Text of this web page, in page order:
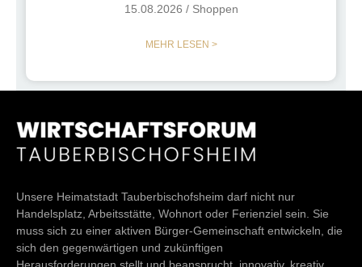
15.08.2026 / Shoppen
MEHR LESEN >
Unsere Heimatstadt Tauberbischofsheim darf nicht nur
Handelsplatz, Arbeitsstätte, Wohnort oder Ferienziel sein. Sie
muss sich zu einer aktiven Bürger-Gemeinschaft entwickeln, die
sich den gegenwärtigen und zukünftigen